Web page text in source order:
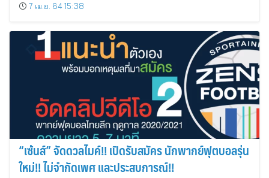
7 เม.ย. 64 15:38
“เซ้นส์” จัดดวลไมค์!! เปิดรับสมัคร นักพากย์ฟุตบอลรุ่น
ใหม่!! ไม่จำกัดเพศ และประสบการณ์!!